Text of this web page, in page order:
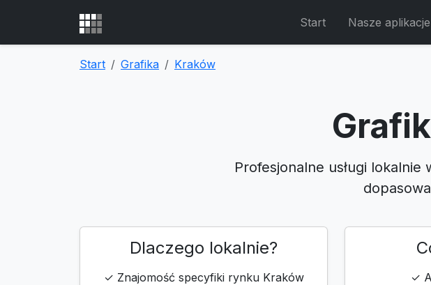
Start Nasze aplikacje
Start Grafika Kraków
Profesjonalne usługi
Dlaczego lokalnie?
✓ Znajomość specyfiki rynku Kraków
✓